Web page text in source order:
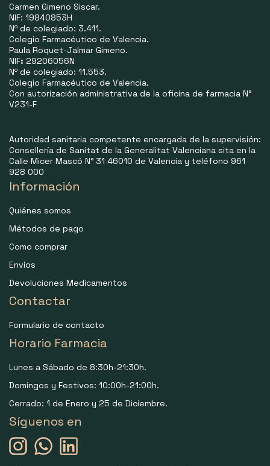
Carmen Gimeno Siscar.
NIF: 19840853H
Nº de colegiado: 3.411.
Colegio Farmacéutico de Valencia.
Paula Roquet-Jalmar Gimeno.
NIF: 29206056N
Nº de colegiado: 11.553.
Colegio Farmacéutico de Valencia.
Con autorización administrativa de la oficina de farmacia N°
V231-F
Autoridad sanitaria competente encargada de la supervisión:
Consellería de Sanitat de la Generalitat Valenciana sita en la
Calle Micer Mascó N° 31 46010 de Valencia y teléfono 961
928 000
Información
Quiénes somos
Métodos de pago
Como comprar
Envíos
Devoluciones Medicamentos
Contactar
Formulario de contacto
Horario Farmacia
Lunes a Sábado de 8:30h-21:30h.
Domingos y Festivos: 10:00h-21:00h.
Cerrado: 1 de Enero y 25 de Diciembre.
Síguenos en